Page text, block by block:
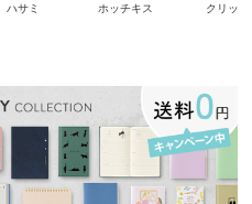
ハサミ ホッチキス クリップ